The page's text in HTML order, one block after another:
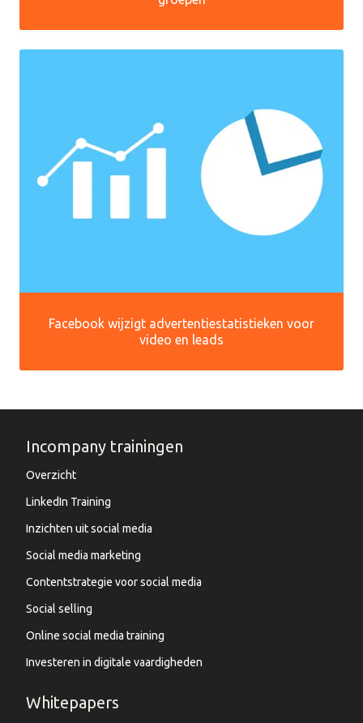
Facebook wijzigt advertentiestatistieken voor
video en leads
Incompany trainingen
Overzicht
LinkedIn Training
Inzichten uit social media
Social media marketing
Contentstrategie voor social media
Social selling
Online social media training
Investeren in digitale vaardigheden
Whitepapers